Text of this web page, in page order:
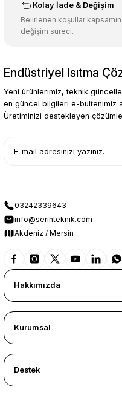
Kolay İade & Değişim
Belirlenen koşullar
değişim süreci.
Endüstriyel Isıtma
Yeni ürünlerimiz, teknik
en güncel bilgileri e-bültenimiz
Üretiminizi destekleyen
03242339643
info@serinteknik.com
Akdeniz / Mersin
Hakkımızda
Kurumsal
Destek